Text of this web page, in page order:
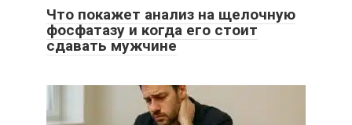
Что покажет анализ на щелочную
фосфатазу и когда его стоит
сдавать мужчине